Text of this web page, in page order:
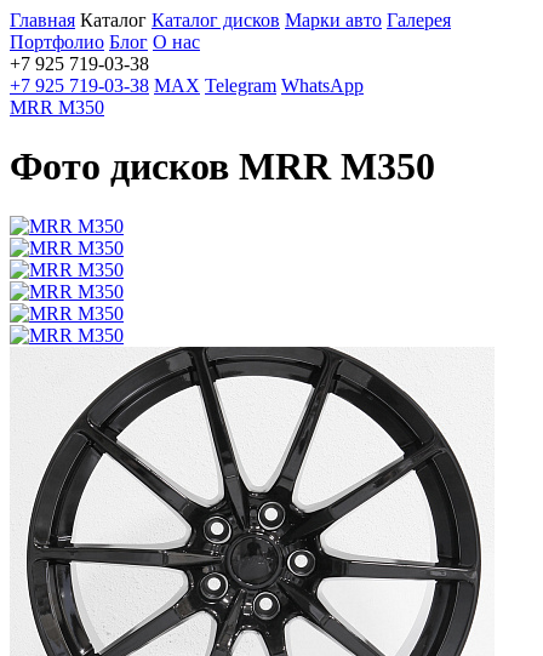
Главная Каталог Каталог дисков Марки авто Галерея
Портфолио Блог О нас
+7 925 719-03-38
+7 925 719-03-38 MAX Telegram WhatsApp
MRR M350
Фото дисков MRR M350